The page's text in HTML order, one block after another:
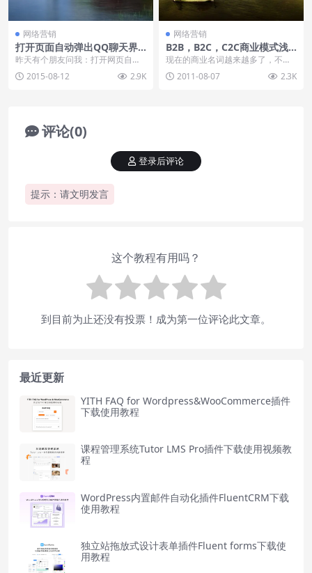
网络营销
打开页面自动弹出QQ聊天界
面
昨天有个朋友问我：打开网页自动
弹出QQ聊天界面，是怎么实现的？
我给他回复的是：...
2015-08-12 2.9K
网络营销
B2B，B2C，C2C商业模式浅
析
现在的商业名词越来越多了，不过
最抢眼的几个莫过于B2B,B2C,C2C
了，那么这...
2011-08-07 2.3K
评论(0)
提示：请文明发言
登录后评论
这个教程有用吗？
到目前为止还没有投票！成为第一位评论此文章。
最近更新
YITH FAQ for Wordpress&WooCommerce插件
下载使用教程
课程管理系统Tutor LMS Pro插件下载使用视频教
程
WordPress内置邮件自动化插件FluentCRM下载
使用教程
独立站拖放式设计表单插件Fluent forms下载使
用教程